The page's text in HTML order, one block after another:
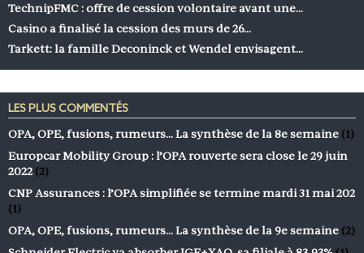
TechnipFMC : offre de cession volontaire avant une…
Casino a finalisé la cession des murs de 26…
Tarkett: la famille Deconinck et Wendel envisagent…
LES PLUS COMMENTÉS
OPA, OPE, fusions, rumeurs… La synthèse de la 8e semaine (1)
Europcar Mobility Group : l’OPA rouverte sera close le 29 juin
2022 (2)
CNP Assurances : l’OPA simplifiée se termine mardi 31 mai 202
(1)
OPA, OPE, fusions, rumeurs… La synthèse de la 9e semaine (2)